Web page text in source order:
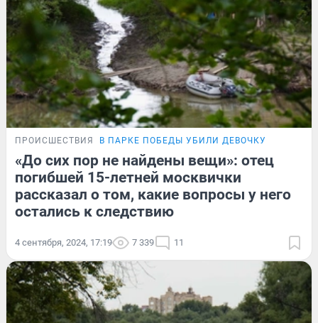
ПРОИСШЕСТВИЯ В ПАРКЕ ПОБЕДЫ УБИЛИ ДЕВОЧКУ
«До сих пор не найдены вещи»: отец
погибшей 15-летней москвички
рассказал о том, какие вопросы у него
остались к следствию
4 сентября, 2024, 17:19 7 339 11